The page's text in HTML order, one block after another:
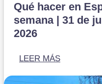
Qué hacer en
semana | 31 de
2026
LEER MÁS